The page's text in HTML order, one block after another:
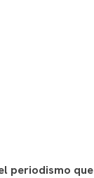
periodismo que